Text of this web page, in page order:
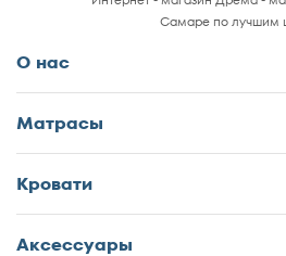
Самаре по лучшим
О нас
Матрасы
Кровати
Аксессуары